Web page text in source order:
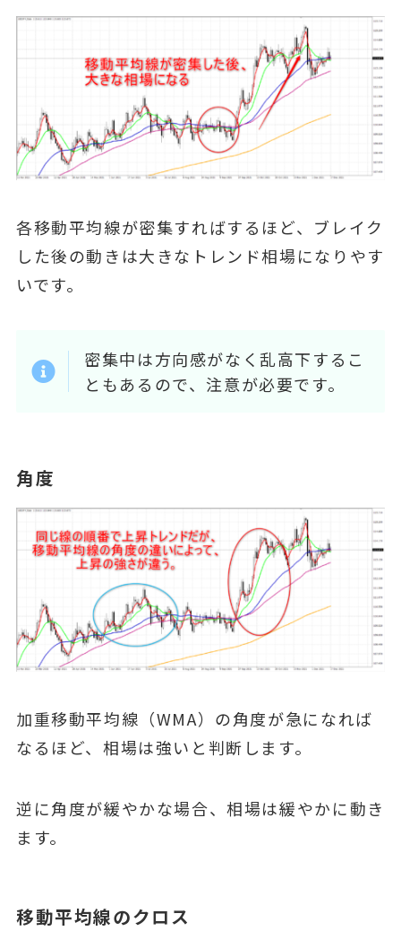
各移動平均線が密集すればするほど、ブレイク
した後の動きは大きなトレンド相場になりやす
いです。
密集中は方向感がなく乱高下するこ
ともあるので、注意が必要です。
角度
加重移動平均線（WMA）の角度が急になれば
なるほど、相場は強いと判断します。
逆に角度が緩やかな場合、相場は緩やかに動き
ます。
移動平均線のクロス